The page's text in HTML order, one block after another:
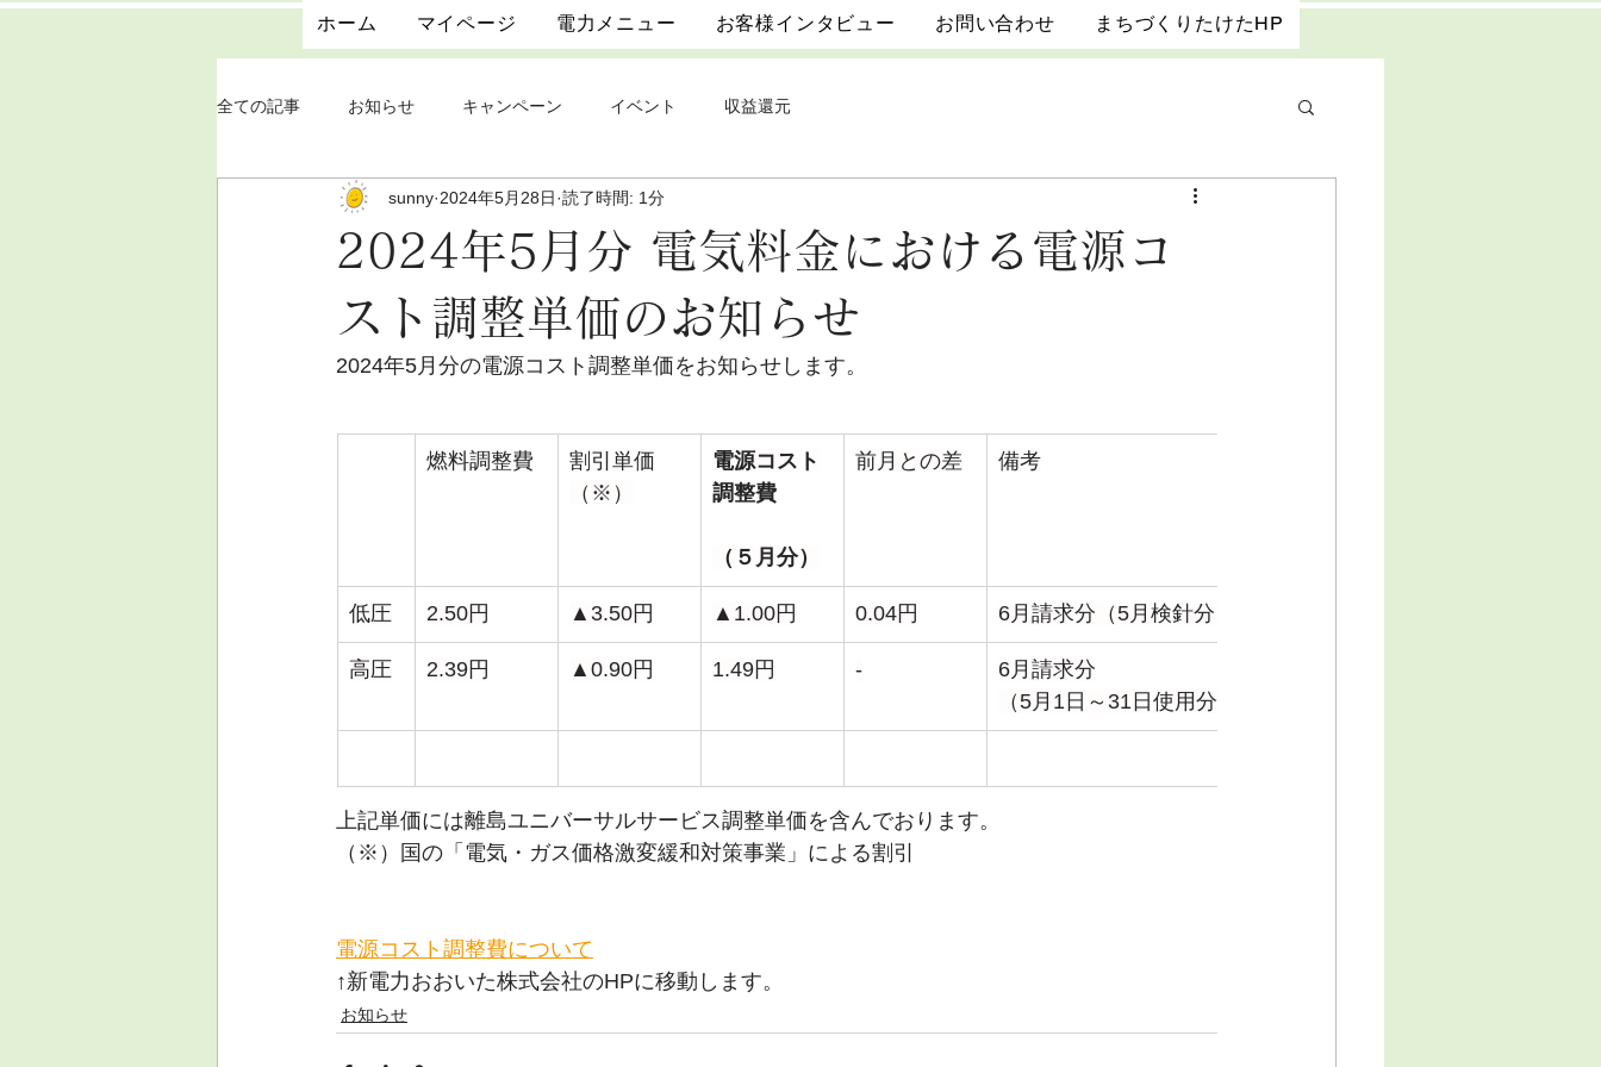
ホーム マイページ 電力メニュー お客様インタビュー お問い合わせ まちづくりたけたHP
全ての記事 お知らせ キャンペーン イベント 収益還元
2024年5月分 電気料金における電源コ
スト調整単価のお知らせ
sunny 2024年5月28日 読了時間: 1分
2024年5月分の電源コスト調整単価をお知らせします。
燃料調整費
割引単価
（※）
電源コスト
調整費
（５月分）
前月との差 備考
低圧 2.50円 ▲3.50円 ▲1.00円 0.04円 6月請求分（5月検針分）
高圧 2.39円 ▲0.90円 1.49円 -
6月請求分
（5月1日～31日使用分）
上記単価には離島ユニバーサルサービス調整単価を含んでおります。
（※）国の「電気・ガス価格激変緩和対策事業」による割引
電源コスト調整費について
↑新電力おおいた株式会社のHPに移動します。
お知らせ